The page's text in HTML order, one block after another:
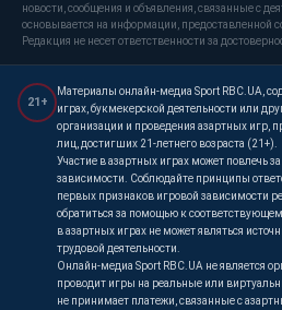
новости, сообщения и объявления, связанные с
основывается на информации, предоставленной
Редакция не несет ответственности за
21+
Материалы онлайн-медиа Sport RBC.UA,
играх, букмекерской деятельности или
организации и проведения азартных игр,
лиц, достигших 21-летнего возраста (21+).
Участие в азартных играх может повлечь
зависимости. Соблюдайте принципы
первых признаков игровой зависимости
обратиться за помощью к
в азартных играх не может являться
трудовой деятельности.
Онлайн-медиа Sport RBC.UA не является
проводит игры на реальные или
не принимает платежи, связанные с